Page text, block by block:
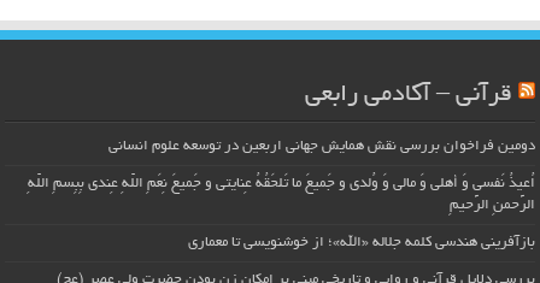
قرآنی – آکادمی رابعی
دومین فراخوان بررسی نقش همایش جهانی اربعین در توسعه علوم انسانی
اُعیذُ نَفسی وَ أهلی وَ مالی وَ وُلدی و جَمیعَ ما تَلحَقُهُ عِنایتی و جَمیعَ نِعَمِ اللّهِ عِندی بِبِسمِ اللّهِ
الرَّحمنِ الرَّحیمِ
بازآفرینی هندسی کلمه جلاله «الله»؛ از خوشنویسی تا معماری
بررسی دلایل قرآنی و روایی و تاریخی مبنی بر امکان زن بودن حضرت ولی عصر (عج)